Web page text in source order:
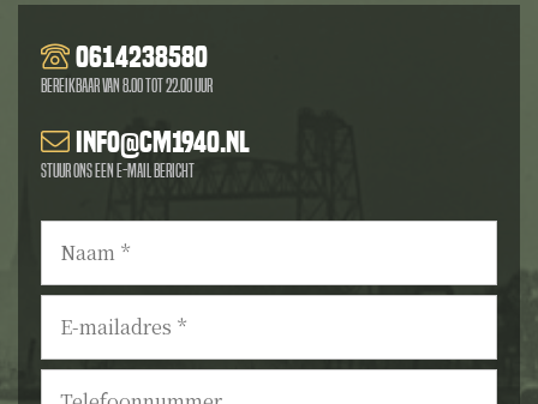
0614238580
Bereikbaar van 8.00 tot 22.00 uur
info@cm1940.nl
Stuur ons een e-mail bericht
Naam *
E-
mailadres *
Telefoonnummer